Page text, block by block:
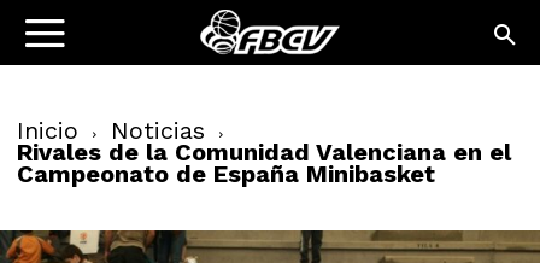
Inicio Noticias
Rivales de la Comunidad Valenciana en el
Campeonato de España Minibasket